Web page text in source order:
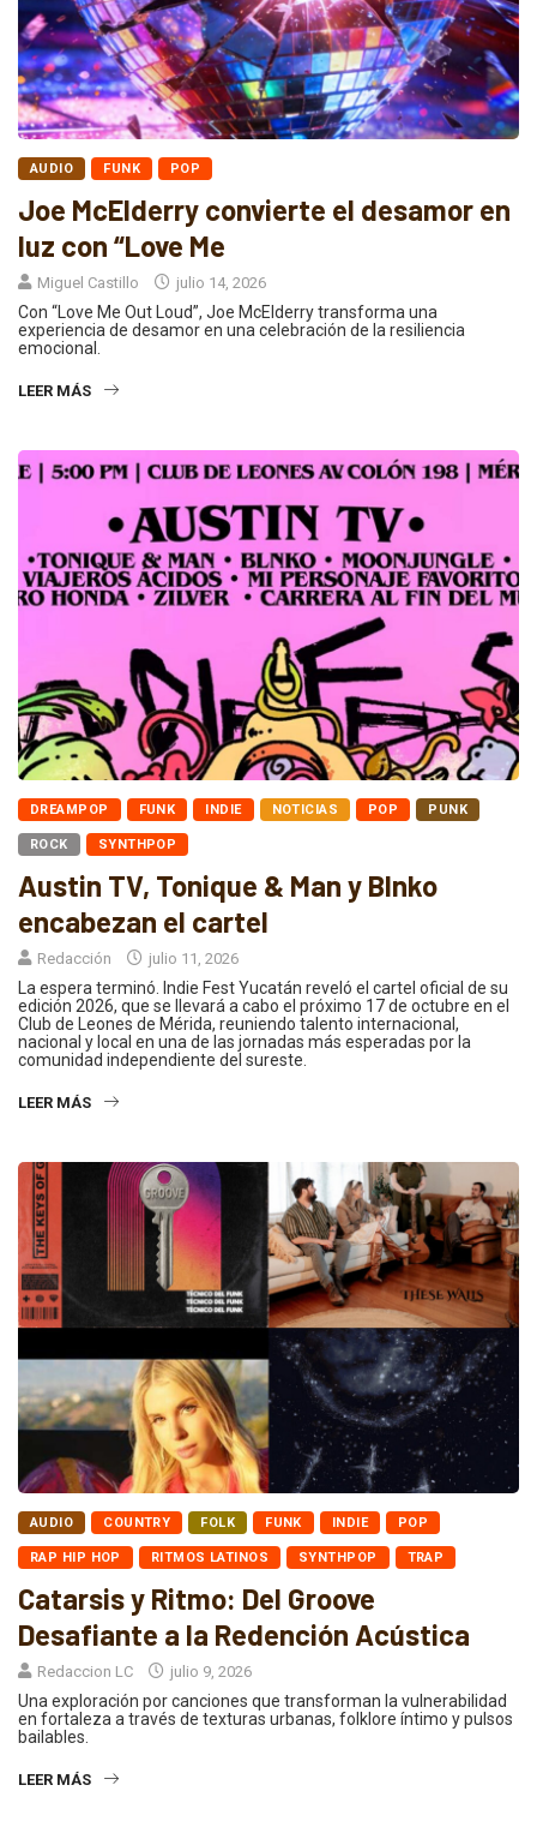
AUDIO FUNK POP
Joe McElderry convierte el desamor en
luz con “Love Me
Miguel Castillo julio 14, 2026
Con “Love Me Out Loud”, Joe McElderry transforma una
experiencia de desamor en una celebración de la resiliencia
emocional.
LEER MÁS
DREAMPOP FUNK INDIE NOTICIAS POP PUNK
ROCK SYNTHPOP
Austin TV, Tonique & Man y Blnko
encabezan el cartel
Redacción julio 11, 2026
La espera terminó. Indie Fest Yucatán reveló el cartel oficial de su
edición 2026, que se llevará a cabo el próximo 17 de octubre en el
Club de Leones de Mérida, reuniendo talento internacional,
nacional y local en una de las jornadas más esperadas por la
comunidad independiente del sureste.
LEER MÁS
AUDIO COUNTRY FOLK FUNK INDIE POP
RAP HIP HOP RITMOS LATINOS SYNTHPOP TRAP
Catarsis y Ritmo: Del Groove
Desafiante a la Redención Acústica
Redaccion LC julio 9, 2026
Una exploración por canciones que transforman la vulnerabilidad
en fortaleza a través de texturas urbanas, folklore íntimo y pulsos
bailables.
LEER MÁS